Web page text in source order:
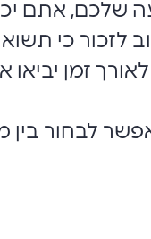
אתם
לזכור כי
זמן
לבחור